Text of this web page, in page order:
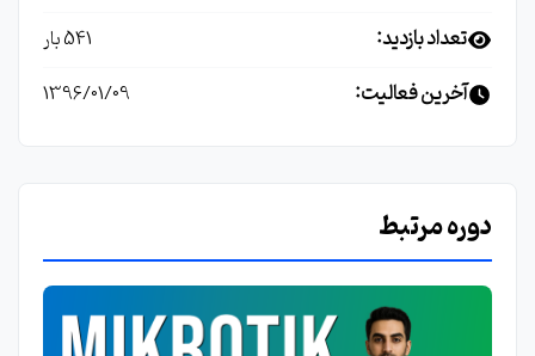
تعداد بازدید: 541 بار
آخرین فعالیت: 1396/01/09
دوره مرتبط